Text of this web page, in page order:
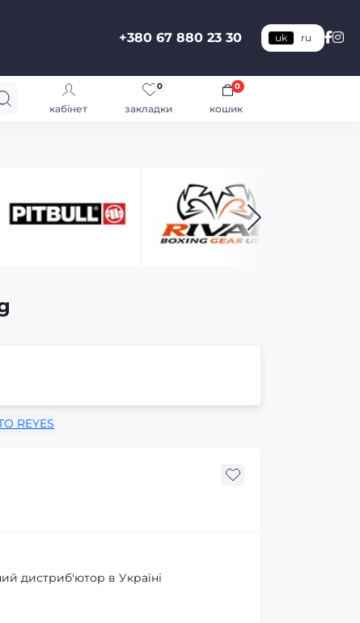
+380 67 880 23 30 uk ru
кабінет закладки
0
кошик
0
REYES
дистриб'ютор в Україні